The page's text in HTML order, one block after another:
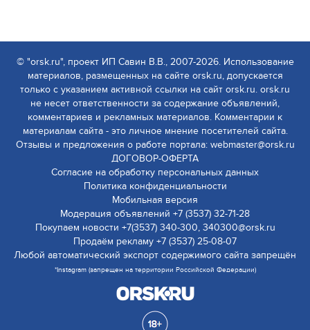
© "orsk.ru", проект ИП Савин В.В., 2007-2026. Использование
материалов, размещенных на сайте orsk.ru, допускается
только с указанием активной ссылки на сайт orsk.ru. orsk.ru
не несет ответственности за содержание объявлений,
комментариев и рекламных материалов. Комментарии к
материалам сайта - это личное мнение посетителей сайта.
Отзывы и предложения о работе портала: webmaster@orsk.ru
ДОГОВОР-ОФЕРТА
Согласие на обработку персональных данных
Политика конфиденциальности
Мобильная версия
Модерация объявлений +7 (3537) 32-71-28
Покупаем новости +7(3537) 340-300, 340300@orsk.ru
Продаём рекламу +7 (3537) 25-08-07
Любой автоматический экспорт содержимого сайта запрещён
*Instagram (запрещен на территории Российской Федерации)